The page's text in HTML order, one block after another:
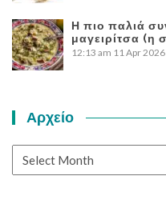
Η πιο παλιά
μαγειρίτσα (η
12:13 am 11 Apr 2026
Αρχείο